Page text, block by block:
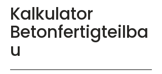
Kalkulator
Betonfertigteilba
u